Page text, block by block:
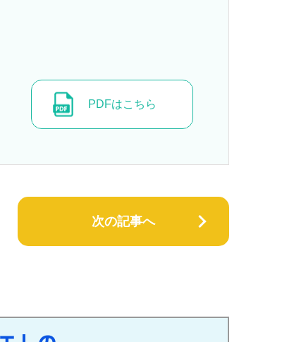
PDFはこちら
次の記事へ